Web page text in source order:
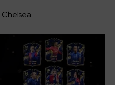
Chelsea